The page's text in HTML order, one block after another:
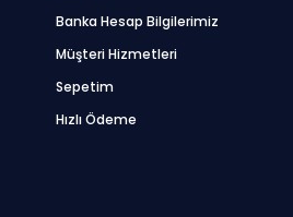
Banka Hesap Bilgilerimiz
Müşteri Hizmetleri
Sepetim
Hızlı Ödeme